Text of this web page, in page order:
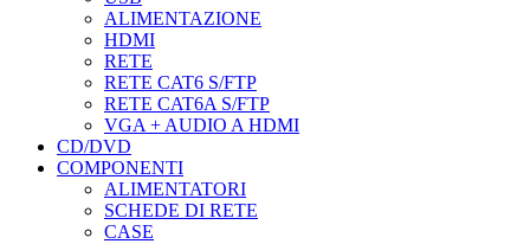
ALIMENTAZIONE
HDMI
RETE
RETE CAT6 S/FTP
RETE CAT6A S/FTP
VGA + AUDIO A HDMI
CD/DVD
COMPONENTI
ALIMENTATORI
SCHEDE DI RETE
CASE